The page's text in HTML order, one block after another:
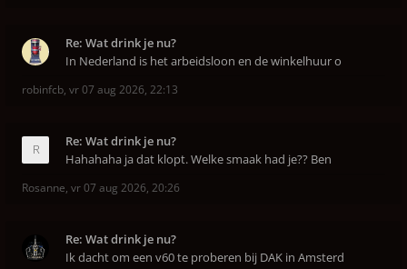
Re: Wat drink je nu?
In Nederland is het arbeidsloon en de winkelhuur o
robinfcb, vr 07 aug 2026, 22:13
Re: Wat drink je nu?
Hahahaha ja dat klopt. Welke smaak had je?? Ben
Rosanne, vr 07 aug 2026, 20:26
Re: Wat drink je nu?
Ik dacht om een v60 te proberen bij DAK in Amsterd